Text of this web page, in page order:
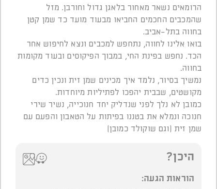
הרומאים נשאר מאחור בלאגן גדול וחורבן. מזל
שהמכבים החכמים החביאו מבעוד מועד כד שמן קטן
בחווה בתל-אביב.
בואו אלינו לחווה, נתחפש למכבים ונצא לחיפוש אחר
הכד. נחפש בפינת החי, במבוך הפיקוסים ובעוד מקומות
בחווה.
נמשיך בסיור, נלמד איך מכינים שמן זית ונכין כדים
מקושטים, שבבית יהפכו לפתיליות מיוחדות.
כמובן לא נלך לפני שנדליק יחד חנוכייה, נשיר שירי
חנוכה ונמלא את בטננו בפיתות על הטאבון והפעם עם
שמן זית (וגם שוקולד כמובן)
היכן?
הוראות הגעה: